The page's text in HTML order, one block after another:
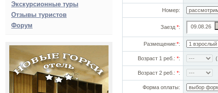
Экскурсионные туры
Отзывы туристов
Форум
Номер:
Заезд *:
Размещение:*:
Возраст 1 реб.: *:
Возраст 2 реб.: *:
Форма оплаты: